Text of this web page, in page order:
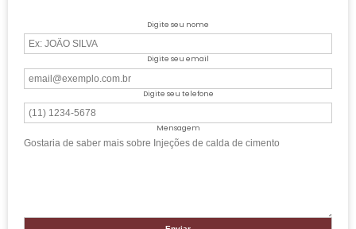
Digite seu nome
Digite seu email
Digite seu telefone
Mensagem